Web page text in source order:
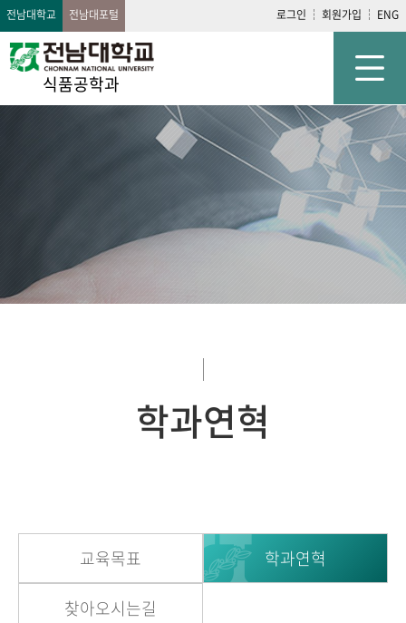
전남대학교 전남대포털 로그인 회원가입 ENG
식품공학과
학과연혁
교육목표 학과연혁
찾아오시는길